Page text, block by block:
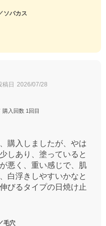
ソバカス
稿日 2026/07/28
購入回数 1回目
購入しましたが、やは
しあり、塗っていると
悪く、重い感じで、肌
白浮きしやすいかなと
びるタイプの日焼け止
毛穴